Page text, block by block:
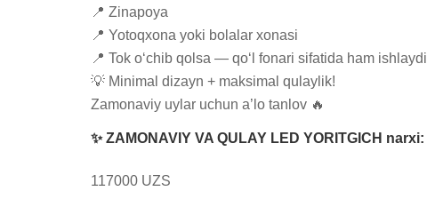
📍 Zinapoya
📍 Yotoqxona yoki bolalar xonasi
📍 Tok o‘chib qolsa — qo‘l fonari sifatida ham ishlaydi
💡 Minimal dizayn + maksimal qulaylik!
Zamonaviy uylar uchun a’lo tanlov 🔥
✨ ZAMONAVIY VA QULAY LED YORITGICH narxi:
117000 UZS